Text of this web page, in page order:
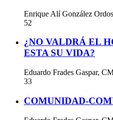
Enrique Alí González
52
¿NO VALDRÁ EL
ESTA SU VIDA?
Eduardo Frades Gaspar,
33
COMUNIDAD-